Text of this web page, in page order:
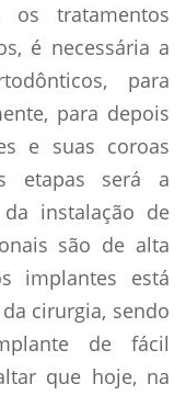
os tratamentos
é necessária a
para
para depois
e suas coroas
etapas será a
instalação de
são de alta
implantes está
cirurgia, sendo
de fácil
que hoje, na